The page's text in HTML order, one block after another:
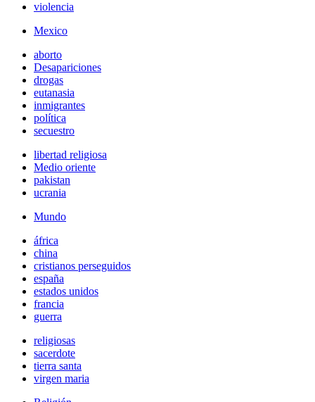
violencia
Mexico
aborto
Desapariciones
drogas
eutanasia
inmigrantes
política
secuestro
libertad religiosa
Medio oriente
pakistan
ucrania
Mundo
áfrica
china
cristianos perseguidos
españa
estados unidos
francia
guerra
religiosas
sacerdote
tierra santa
virgen maria